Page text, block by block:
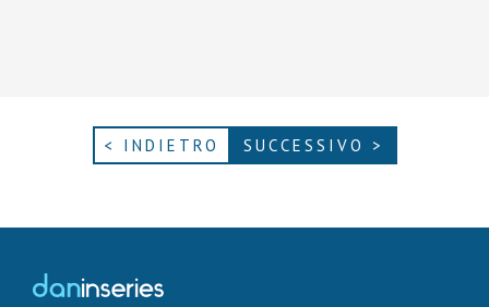
< INDIETRO SUCCESSIVO >